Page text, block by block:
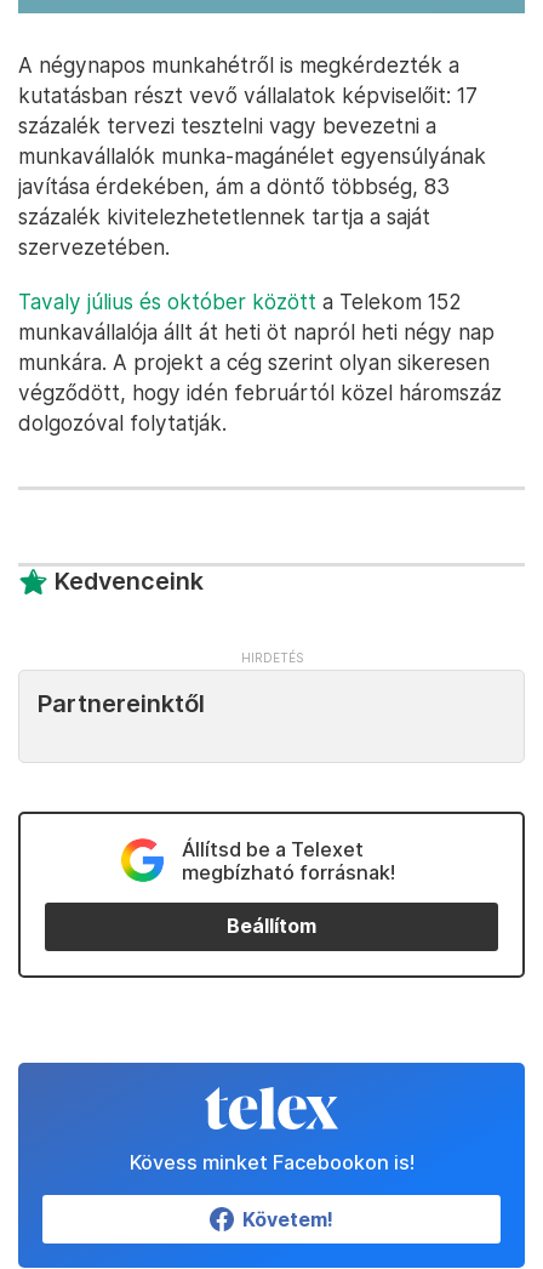
A négynapos munkahétről is megkérdezték a
kutatásban részt vevő vállalatok képviselőit: 17
százalék tervezi tesztelni vagy bevezetni a
munkavállalók munka-magánélet egyensúlyának
javítása érdekében, ám a döntő többség, 83
százalék kivitelezhetetlennek tartja a saját
szervezetében.
Tavaly július és október között a Telekom 152
munkavállalója állt át heti öt napról heti négy nap
munkára. A projekt a cég szerint olyan sikeresen
végződött, hogy idén februártól közel háromszáz
dolgozóval folytatják.
Kedvenceink
Partnereinktől
Állítsd be a Telexet
megbízható forrásnak!
Beállítom
Kövess minket Facebookon is!
Követem!